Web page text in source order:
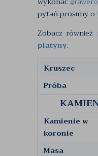
pytań prosimy o
Zobacz również
platyny.
Kruszec
Próba
Kamienie w
koronie
Masa